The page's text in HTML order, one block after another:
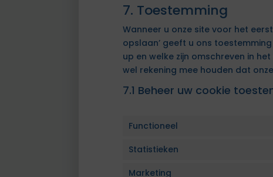
7. Toestemming
Wanneer u onze site voor het
opslaan’ geeft u ons
up en welke zijn omschreven in
wel rekening mee houden dat
7.1 Beheer uw cookie
Functioneel
Statistieken
Marketing